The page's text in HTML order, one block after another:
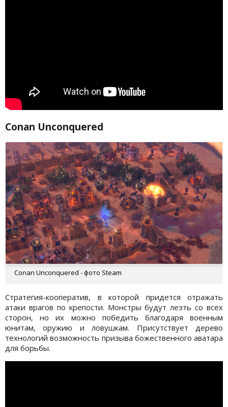
Conan Unconquered
Conan Unconquered - фото Steam
Стратегия-кооператив, в которой придется отражать
атаки врагов по крепости. Монстры будут лезть со всех
сторон, но их можно победить благодаря военным
юнитам, оружию и ловушкам. Присутствует дерево
технологий возможность призыва божественного аватара
для борьбы.